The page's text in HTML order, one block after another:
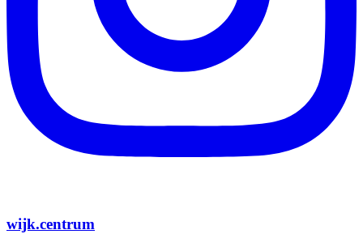
wijk.centrum